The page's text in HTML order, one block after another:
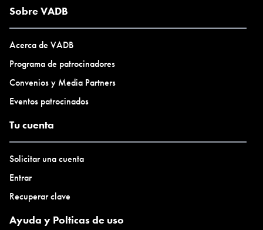
Sobre VADB
Acerca de VADB
Programa de patrocinadores
Convenios y Media Partners
Eventos patrocinados
Tu cuenta
Solicitar una cuenta
Entrar
Recuperar clave
Ayuda y Polticas de uso